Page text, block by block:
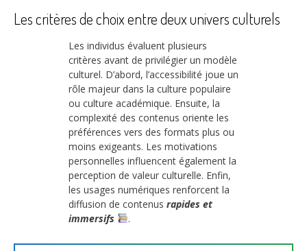
Les critères de choix entre deux univers culturels
Les individus évaluent plusieurs
critères avant de privilégier un modèle
culturel. D’abord, l’accessibilité joue un
rôle majeur dans la culture populaire
ou culture académique. Ensuite, la
complexité des contenus oriente les
préférences vers des formats plus ou
moins exigeants. Les motivations
personnelles influencent également la
perception de valeur culturelle. Enfin,
les usages numériques renforcent la
diffusion de contenus rapides et
immersifs
.